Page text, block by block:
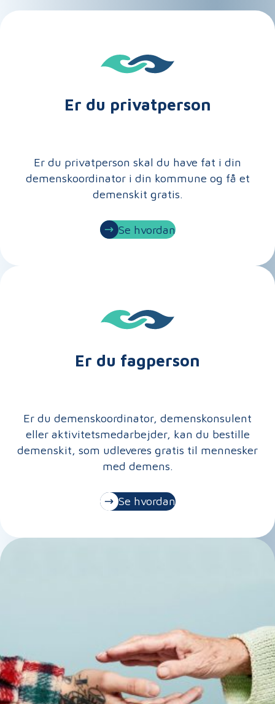
Er du privatperson
Er du privatperson skal du have fat i din
demenskoordinator i din kommune og få et
demenskit gratis.
Se hvordan
Er du fagperson
Er du demenskoordinator, demenskonsulent
eller aktivitetsmedarbejder, kan du bestille
demenskit, som udleveres gratis til mennesker
med demens.
Se hvordan